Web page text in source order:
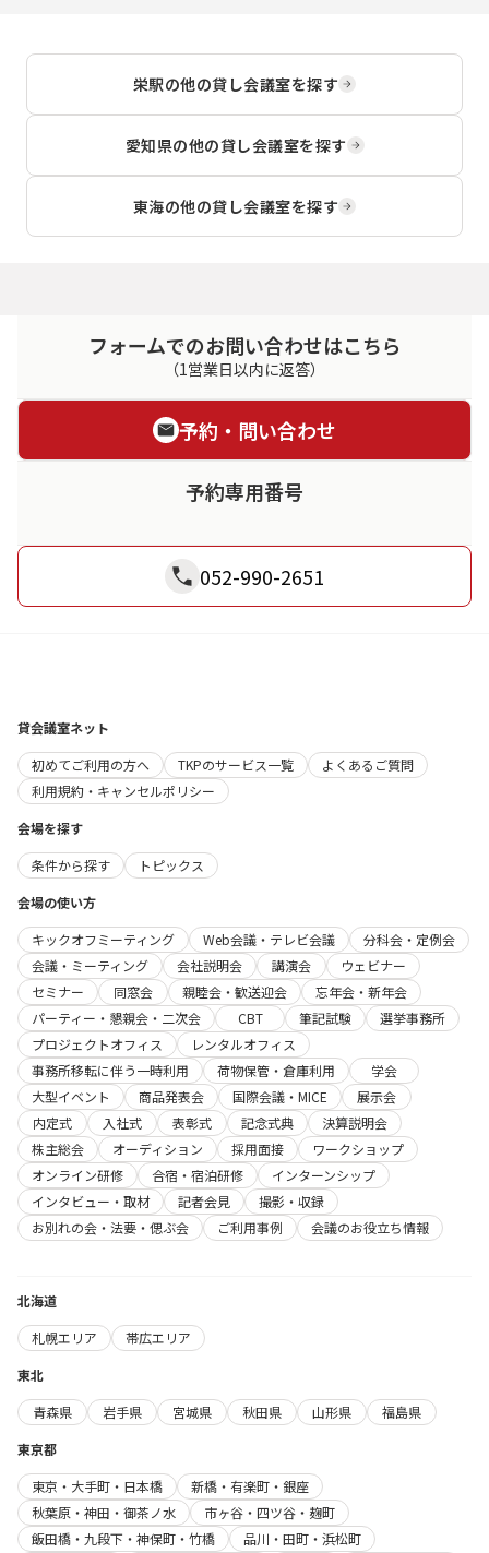
栄駅の他の貸し会議室を探す
愛知県の他の貸し会議室を探す
東海の他の貸し会議室を探す
フォームでのお問い合わせはこちら
（1営業日以内に返答）
予約・問い合わせ
予約専用番号
052-990-2651
貸会議室ネット
初めてご利用の方へ
TKPのサービス一覧
よくあるご質問
利用規約・キャンセルポリシー
会場を探す
条件から探す
トピックス
会場の使い方
キックオフミーティング
Web会議・テレビ会議
分科会・定例会
会議・ミーティング
会社説明会 講演会
ウェビナー
セミナー
同窓会 親睦会・歓送迎会
忘年会・新年会
パーティー・懇親会・二次会
CBT 筆記試験
選挙事務所
プロジェクトオフィス
レンタルオフィス
事務所移転に伴う一時利用
荷物保管・倉庫利用
学会
大型イベント
商品発表会 国際会議・MICE
展示会
内定式
入社式 表彰式 記念式典
決算説明会
株主総会
オーディション 採用面接
ワークショップ
オンライン研修
合宿・宿泊研修
インターンシップ
インタビュー・取材
記者会見
撮影・収録
お別れの会・法要・偲ぶ会
ご利用事例 会議のお役立ち情報
北海道
札幌エリア
帯広エリア
東北
青森県
岩手県 宮城県 秋田県 山形県
福島県
東京都
東京・大手町・日本橋
新橋・有楽町・銀座
秋葉原・神田・御茶ノ水
市ヶ谷・四ツ谷・麹町
飯田橋・九段下・神保町・竹橋
品川・田町・浜松町